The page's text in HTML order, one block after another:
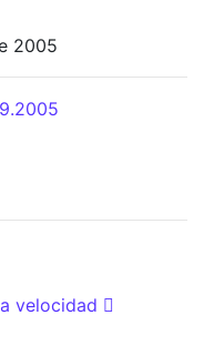
2005
velocidad